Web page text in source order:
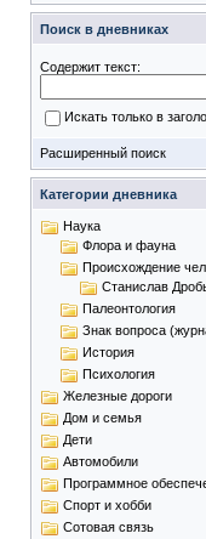
Поиск в дневниках
Содержит текст:
Искать только в
Расширенный поиск
Категории дневника
Наука
Флора и фауна
Происхождение
Станислав
Палеонтология
Знак вопроса
История
Психология
Железные дороги
Дом и семья
Дети
Автомобили
Программное
Спорт и хобби
Сотовая связь